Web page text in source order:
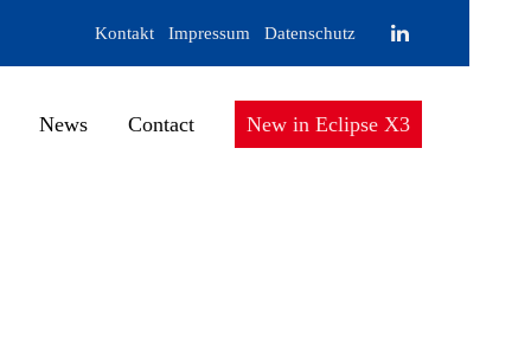
Kontakt Impressum Datenschutz
News Contact New in Eclipse X3